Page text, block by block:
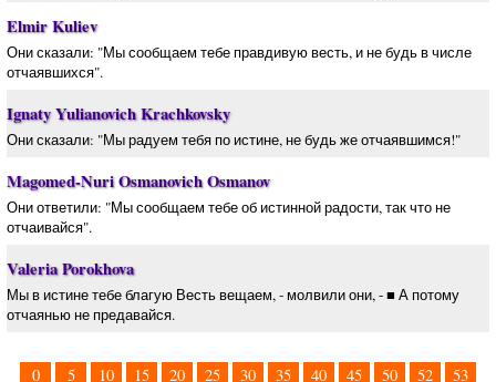
Elmir Kuliev
Они сказали: "Мы сообщаем тебе правдивую весть, и не будь в числе
отчаявшихся".
Ignaty Yulianovich Krachkovsky
Они сказали: "Мы радуем тебя по истине, не будь же отчаявшимся!"
Magomed-Nuri Osmanovich Osmanov
Они ответили: "Мы сообщаем тебе об истинной радости, так что не
отчаивайся".
Valeria Porokhova
Мы в истине тебе благую Весть вещаем, - молвили они, - ■ А потому
отчаянью не предавайся.
0 5 10 15 20 25 30 35 40 45 50 52 53